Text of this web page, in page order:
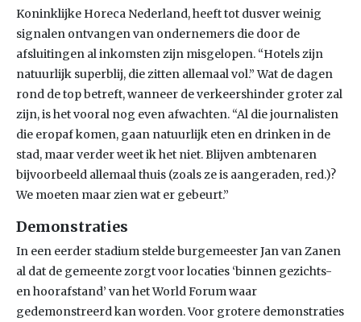
Koninklijke Horeca Nederland, heeft tot dusver weinig
signalen ontvangen van ondernemers die door de
afsluitingen al inkomsten zijn misgelopen. “Hotels zijn
natuurlijk superblij, die zitten allemaal vol.” Wat de dagen
rond de top betreft, wanneer de verkeershinder groter zal
zijn, is het vooral nog even afwachten. “Al die journalisten
die eropaf komen, gaan natuurlijk eten en drinken in de
stad, maar verder weet ik het niet. Blijven ambtenaren
bijvoorbeeld allemaal thuis (zoals ze is aangeraden, red.)?
We moeten maar zien wat er gebeurt.”
Demonstraties
In een eerder stadium stelde burgemeester Jan van Zanen
al dat de gemeente zorgt voor locaties ‘binnen gezichts-
en hoorafstand’ van het World Forum waar
gedemonstreerd kan worden. Voor grotere demonstraties